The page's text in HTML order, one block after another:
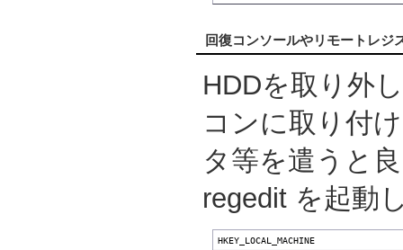
回復コンソールやリモートレ
HDDを取り外
コンに取り付
タ等を遣うと
regedit を起動
HKEY_LOCAL_MACHINE